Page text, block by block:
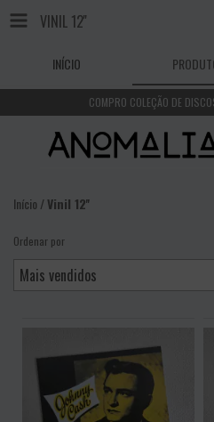
VINIL 12''
INÍCIO
COMPRO COLEÇÃO DE
Início /Vinil 12''
Ordenar por